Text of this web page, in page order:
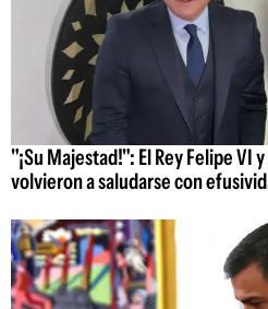
"¡Su Majestad!": El Rey Felipe VI
volvieron a saludarse con